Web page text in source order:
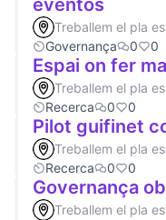
eventos
Treballem el pla
Governança
0 0
Espai on fer
Treballem el pla
Recerca
0 0
Pilot guifinet
Treballem el pla
Recerca
0 0
Governança
Treballem el pla